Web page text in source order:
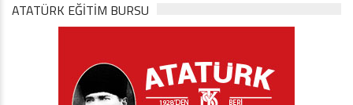
ATATÜRK EĞITIM BURSU